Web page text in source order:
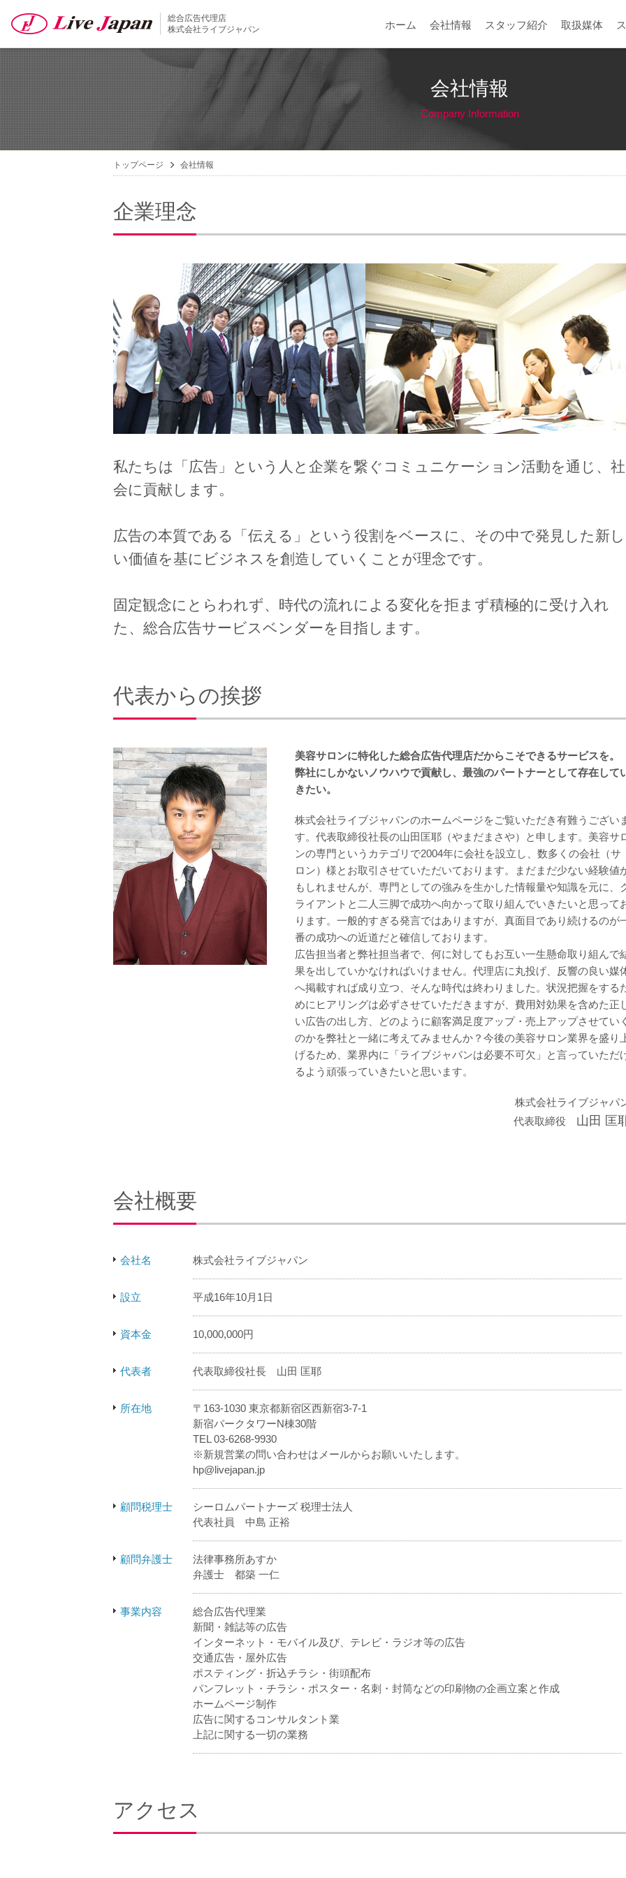
総合広告代理店
株式会社ライブジャパン
ホーム 会社情報 スタッフ紹介 取扱媒体
会社情報
Company Information
トップページ 会社情報
企業理念
私たちは「広告」という人と企業を繋ぐコミュニケーション活動を通じ、社
会に貢献します。
広告の本質である「伝える」という役割をベースに、その中で発見した新し
い価値を基にビジネスを創造していくことが理念です。
固定観念にとらわれず、時代の流れによる変化を拒まず積極的に受け入れ
た、総合広告サービスベンダーを目指します。
代表からの挨拶
美容サロンに特化した総合広告代理店だからこそできるサービスを。
弊社にしかないノウハウで貢献し、最強のパートナーとして存在して
きたい。
株式会社ライブジャパンのホームページをご覧いただき有難うござい
す。代表取締役社長の山田匡耶（やまだまさや）と申します。美容サ
ンの専門というカテゴリで2004年に会社を設立し、数多くの会社（サ
ロン）様とお取引させていただいております。まだまだ少ない経験値
もしれませんが、専門としての強みを生かした情報量や知識を元に、
ライアントと二人三脚で成功へ向かって取り組んでいきたいと思って
ります。一般的すぎる発言ではありますが、真面目であり続けるのが
番の成功への近道だと確信しております。
広告担当者と弊社担当者で、何に対してもお互い一生懸命取り組んで
果を出していかなければいけません。代理店に丸投げ、反響の良い媒
へ掲載すれば成り立つ、そんな時代は終わりました。状況把握をする
めにヒアリングは必ずさせていただきますが、費用対効果を含めた正
い広告の出し方、どのように顧客満足度アップ・売上アップさせていく
のかを弊社と一緒に考えてみませんか？今後の美容サロン業界を盛り
げるため、業界内に「ライブジャパンは必要不可欠」と言っていただ
るよう頑張っていきたいと思います。
株式会社ライブジャパ
代表取締役 山田 匡
会社概要
会社名 株式会社ライブジャパン
設立 平成16年10月1日
資本金 10,000,000円
代表者 代表取締役社長 山田 匡耶
所在地
〒163-1030 東京都新宿区西新宿3-7-1
新宿パークタワーN棟30階
TEL 03-6268-9930
※新規営業の問い合わせはメールからお願いいたします。
hp@livejapan.jp
顧問税理士
シーロムパートナーズ 税理士法人
代表社員 中島 正裕
顧問弁護士
法律事務所あすか
弁護士 都築 一仁
事業内容
総合広告代理業
新聞・雑誌等の広告
インターネット・モバイル及び、テレビ・ラジオ等の広告
交通広告・屋外広告
ポスティング・折込チラシ・街頭配布
パンフレット・チラシ・ポスター・名刺・封筒などの印刷物の企画立案と作成
ホームページ制作
広告に関するコンサルタント業
上記に関する一切の業務
アクセス